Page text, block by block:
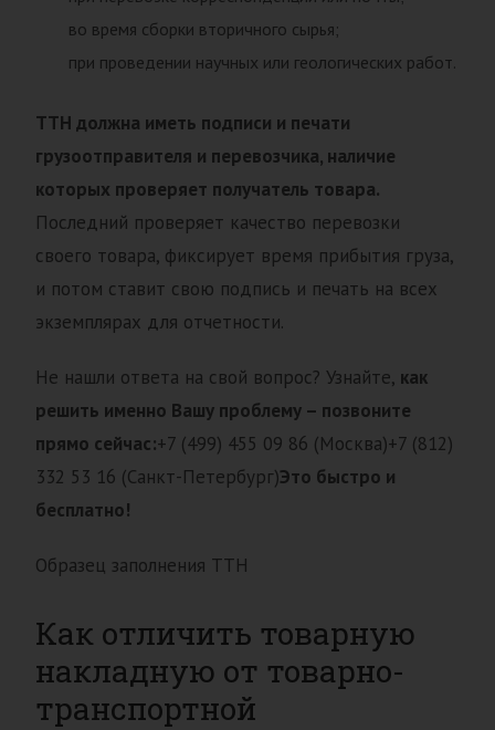
во время сборки вторичного сырья;
при проведении научных или геологических работ.
ТТН должна иметь подписи и печати
грузоотправителя и перевозчика, наличие
которых проверяет получатель товара.
Последний проверяет качество перевозки
своего товара, фиксирует время прибытия груза,
и потом ставит свою подпись и печать на всех
экземплярах для отчетности.
Не нашли ответа на свой вопрос? Узнайте, как
решить именно Вашу проблему – позвоните
прямо сейчас:+7 (499) 455 09 86 (Москва)+7 (812)
332 53 16 (Санкт-Петербург)Это быстро и
бесплатно!
Образец заполнения ТТН
Как отличить товарную
накладную от товарно-
транспортной